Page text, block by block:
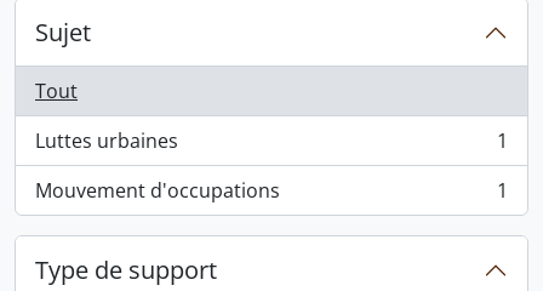
Sujet
Tout
Luttes urbaines
, 1 résultats
1
Mouvement d'occupations
, 1 résultats 1
Type de support